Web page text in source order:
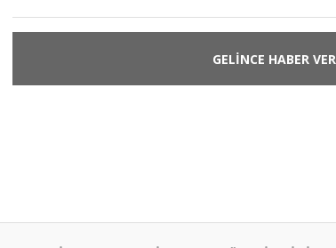
GELİNCE HABER VER